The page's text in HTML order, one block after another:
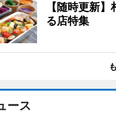
【随時更新
る店特集
ース